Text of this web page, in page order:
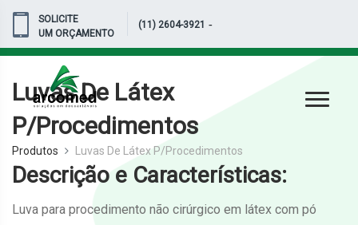
SOLICITE
UM ORÇAMENTO
(11) 2604-3921 -
Luvas De Látex
P/Procedimentos
Produtos Luvas De Látex P/Procedimentos
Descrição e Características:
Luva para procedimento não cirúrgico em látex com pó